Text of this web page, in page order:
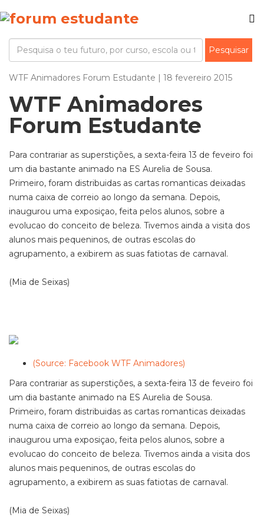
WTF Animadores Forum Estudante | 18 fevereiro 2015
WTF Animadores
Forum Estudante
Para contrariar as superstições, a sexta-feira 13 de feveiro foi
um dia bastante animado na ES Aurelia de Sousa.
Primeiro, foram distribuidas as cartas romanticas deixadas
numa caixa de correio ao longo da semana. Depois,
inaugurou uma exposiçao, feita pelos alunos, sobre a
evolucao do conceito de beleza. Tivemos ainda a visita dos
alunos mais pequeninos, de outras escolas do
agrupamento, a exibirem as suas fatiotas de carnaval.
(Mia de Seixas)
(Source: Facebook WTF Animadores)
Para contrariar as superstições, a sexta-feira 13 de feveiro foi
um dia bastante animado na ES Aurelia de Sousa.
Primeiro, foram distribuidas as cartas romanticas deixadas
numa caixa de correio ao longo da semana. Depois,
inaugurou uma exposiçao, feita pelos alunos, sobre a
evolucao do conceito de beleza. Tivemos ainda a visita dos
alunos mais pequeninos, de outras escolas do
agrupamento, a exibirem as suas fatiotas de carnaval.
(Mia de Seixas)